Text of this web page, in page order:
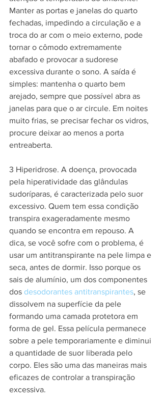
Manter as portas e janelas do quarto
fechadas, impedindo a circulação e a
troca do ar com o meio externo, pode
tornar o cômodo extremamente
abafado e provocar a sudorese
excessiva durante o sono. A saída é
simples: mantenha o quarto bem
arejado, sempre que possível abra as
janelas para que o ar circule. Em noites
muito frias, se precisar fechar os vidros,
procure deixar ao menos a porta
entreaberta.
3 Hiperidrose. A doença, provocada
pela hiperatividade das glândulas
sudoríparas, é caracterizada pelo suor
excessivo. Quem tem essa condição
transpira exageradamente mesmo
quando se encontra em repouso. A
dica, se você sofre com o problema, é
usar um antitranspirante na pele limpa e
seca, antes de dormir. Isso porque os
sais de alumínio, um dos componentes
dos desodorantes antitranspirantes, se
dissolvem na superfície da pele
formando uma camada protetora em
forma de gel. Essa película permanece
sobre a pele temporariamente e diminui
a quantidade de suor liberada pelo
corpo. Eles são uma das maneiras mais
eficazes de controlar a transpiração
excessiva.